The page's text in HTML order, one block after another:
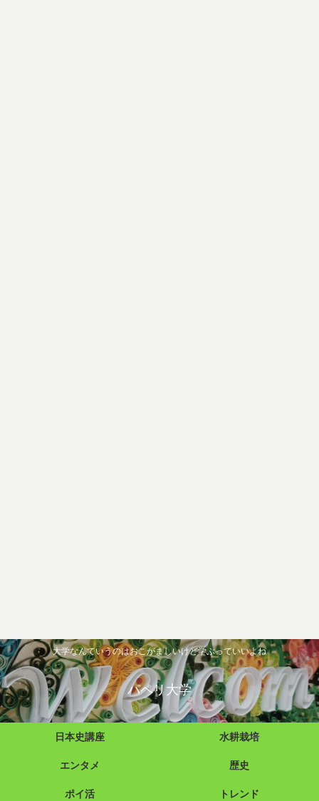
大学なんていうのはおこがましいけど学ぶっていいよね
パペリ大学
日本史講座 水耕栽培
エンタメ 歴史
ポイ活 トレンド